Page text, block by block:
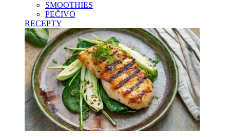
SMOOTHIES
PEČIVO
RECEPTY